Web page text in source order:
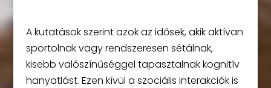
A kutatások szerint azok az idősek, akik aktívan
sportolnak vagy rendszeresen sétálnak,
kisebb valószínűséggel tapasztalnak kognitív
hanyatlást. Ezen kívül a szociális interakciók is